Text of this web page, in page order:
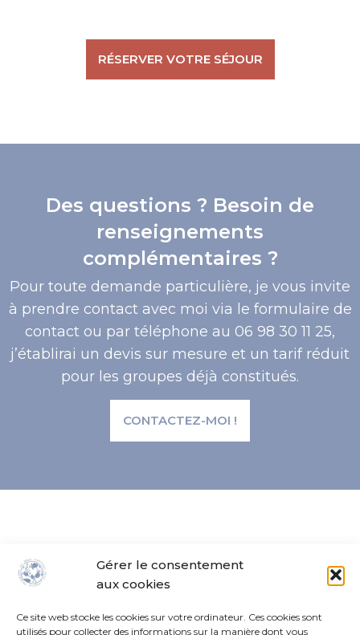
Gérer le consentement
aux cookies
Ce site web stocke les cookies sur votre ordinateur. Ces cookies sont
utilisés pour collecter des informations sur la manière dont vous
RÉSERVER VOTRE SÉJOUR
Des questions ? Besoin de
renseignements
complémentaires ?
Pour toute demande particulière, je vous invite
à prendre contact avec moi via le formulaire de
contact ou par téléphone au 06 98 30 11 25,
j’établirai un devis sur mesure et un tarif réduit
pour les groupes déjà constitués.
CONTACTEZ-MOI !
+33 (0)6.98.30.11.25